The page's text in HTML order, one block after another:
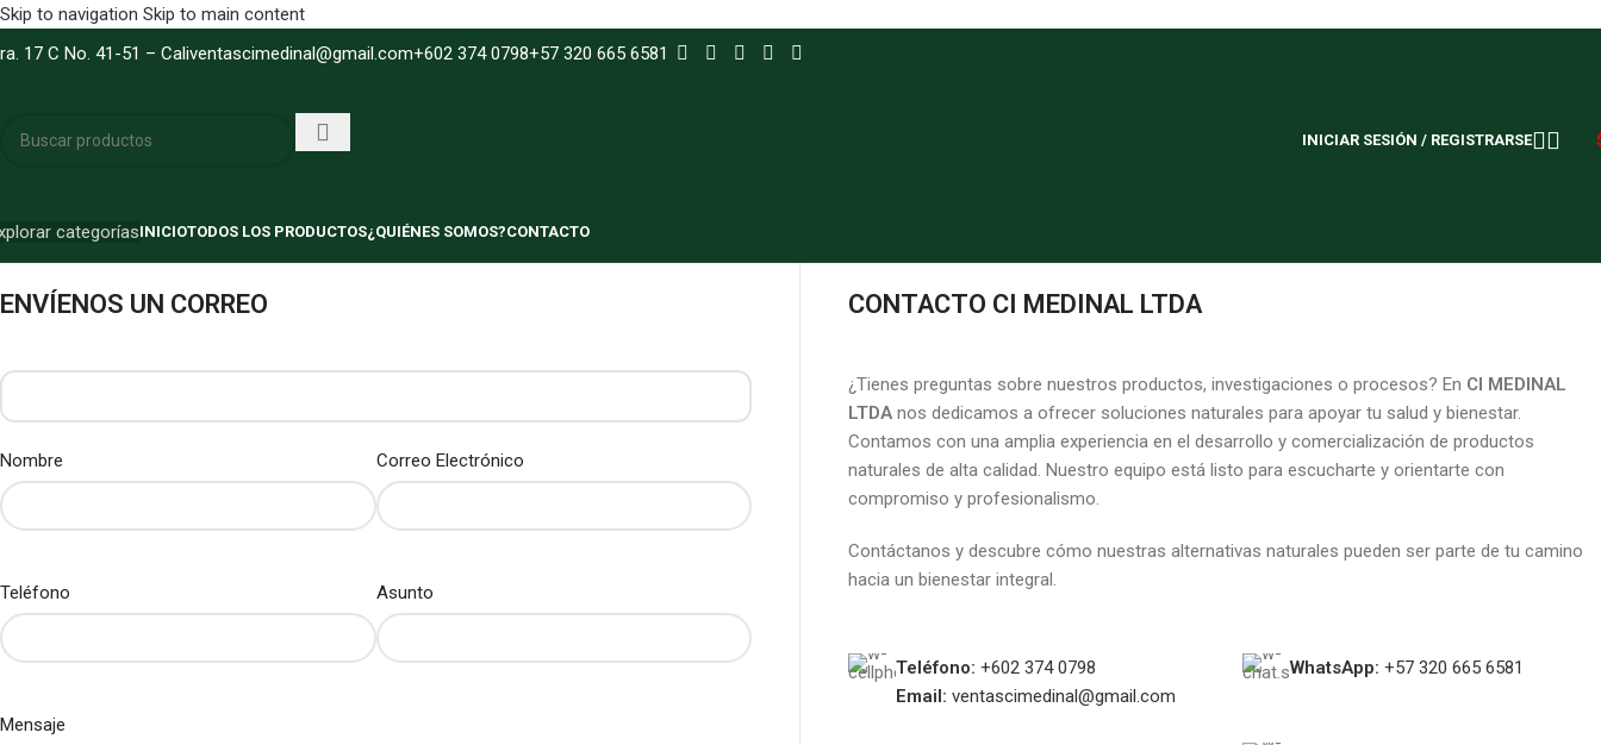
Skip to navigation Skip to main content
17 C No. 41-51 – Caliventascimedinal@gmail.com+602 374 0798+57 320 665 6581
INICIAR SESIÓN / REGISTRARSE
categoríasINICIOTODOS LOS PRODUCTOS¿QUIÉNES SOMOS?CONTACTO
ENVÍENOS UN CORREO
Nombre Correo Electrónico
Teléfono Asunto
Mensaje
CONTACTO CI MEDINAL LTDA
¿Tienes preguntas sobre nuestros productos, investigaciones o procesos? En CI MEDINAL
LTDA nos dedicamos a ofrecer soluciones naturales para apoyar tu salud y bienestar.
Contamos con una amplia experiencia en el desarrollo y comercialización de productos
naturales de alta calidad. Nuestro equipo está listo para escucharte y orientarte con
compromiso y profesionalismo.
Contáctanos y descubre cómo nuestras alternativas naturales pueden ser parte de tu camino
hacia un bienestar integral.
Teléfono: +602 374 0798
Email: ventascimedinal@gmail.com
WhatsApp: +57 320 665 6581